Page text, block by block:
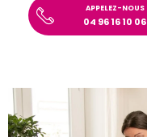
APPELEZ-NOUS
04 96 16 10 06